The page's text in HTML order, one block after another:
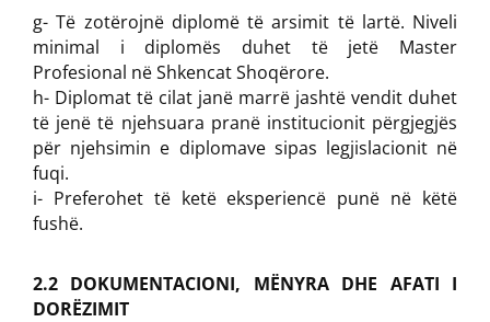
g- Të zotërojnë diplomë të arsimit të lartë. Niveli
minimal i diplomës duhet të jetë Master
Profesional në Shkencat Shoqërore.
h- Diplomat të cilat janë marrë jashtë vendit duhet
të jenë të njehsuara pranë institucionit përgjegjës
për njehsimin e diplomave sipas legjislacionit në
fuqi.
i- Preferohet të ketë eksperiencë punë në këtë
fushë.
2.2 DOKUMENTACIONI, MËNYRA DHE AFATI I
DORËZIMIT